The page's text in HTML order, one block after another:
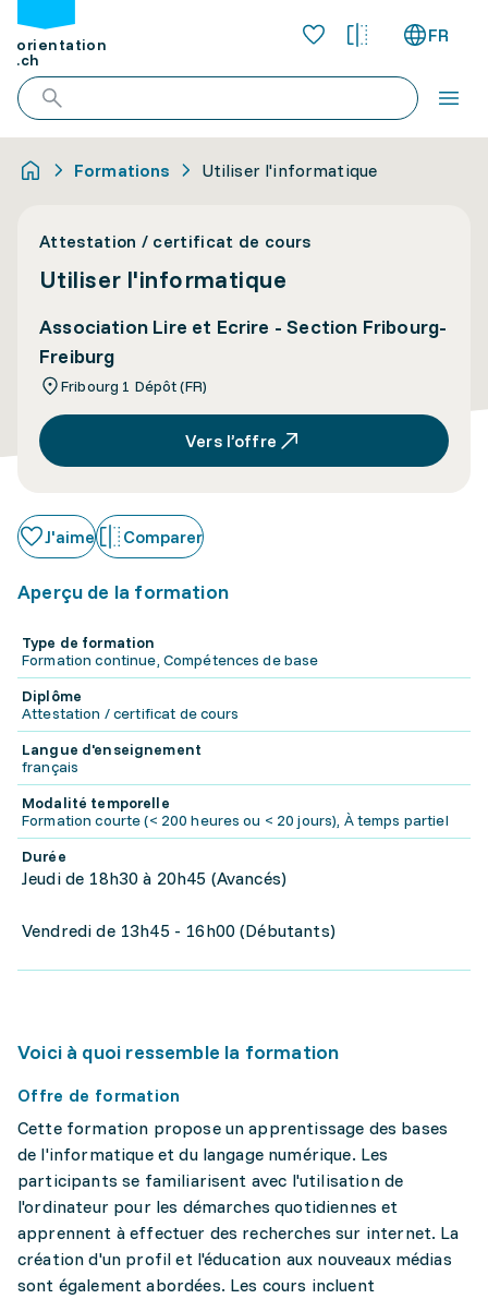
orientation
.ch
FR
Formations Utiliser l'informatique
Attestation / certificat de cours
Utiliser l'informatique
Association Lire et Ecrire - Section Fribourg-
Freiburg
Fribourg 1 Dépôt (FR)
Vers l’offre
J'aime Comparer
Aperçu de la formation
Type de formation
Formation continue, Compétences de base
Diplôme
Attestation / certificat de cours
Langue d'enseignement
français
Modalité temporelle
Formation courte (< 200 heures ou < 20 jours), À temps partiel
Durée
Jeudi de 18h30 à 20h45 (Avancés)
Vendredi de 13h45 - 16h00 (Débutants)
Voici à quoi ressemble la formation
Offre de formation
Cette formation propose un apprentissage des bases
de l'informatique et du langage numérique. Les
participants se familiarisent avec l'utilisation de
l'ordinateur pour les démarches quotidiennes et
apprennent à effectuer des recherches sur internet. La
création d'un profil et l'éducation aux nouveaux médias
sont également abordées. Les cours incluent